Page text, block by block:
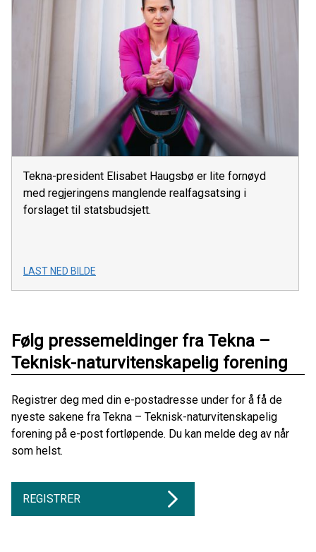
Tekna-president Elisabet Haugsbø er lite fornøyd
med regjeringens manglende realfagsatsing i
forslaget til statsbudsjett.
LAST NED BILDE
Følg pressemeldinger fra Tekna –
Teknisk-naturvitenskapelig forening
Registrer deg med din e-postadresse under for å få de
nyeste sakene fra Tekna – Teknisk-naturvitenskapelig
forening på e-post fortløpende. Du kan melde deg av når
som helst.
REGISTRER